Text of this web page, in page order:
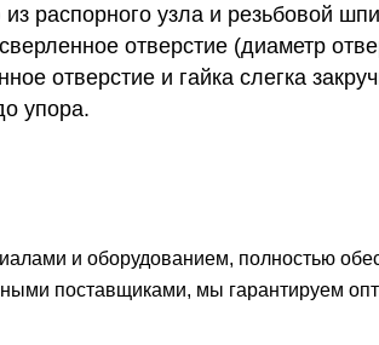
распорного узла и резьбовой
отверстие (диаметр
отверстие и гайка слегка
упора.
и оборудованием, полностью
поставщиками, мы гарантируем